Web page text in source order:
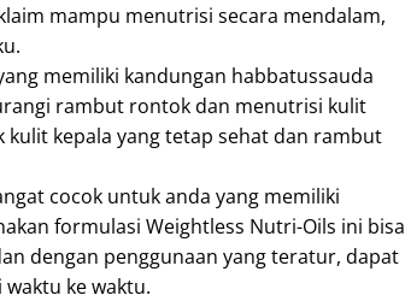
mampu menutrisi secara mendalam,
memiliki kandungan habbatussauda
rambut rontok dan menutrisi kulit
kulit kepala yang tetap sehat dan rambut
cocok untuk anda yang memiliki
formulasi Weightless Nutri-Oils ini bisa
dengan penggunaan yang teratur, dapat
ke waktu.